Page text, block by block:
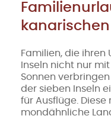
Familien, die ihren
Inseln nicht nur
Sonnen
der sieben Inseln
für Ausflüge.
mondähnliche